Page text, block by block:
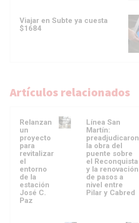
Viajar en Subte ya cuesta
$1684
Artículos relacionados
Relanzan
un
proyecto
para
revitalizar
el
entorno
de la
estación
José C.
Paz
Línea San
Martín:
preadjudicaron
la obra del
puente sobre
el Reconquista
y la renovación
de pasos a
nivel entre
Pilar y Cabred